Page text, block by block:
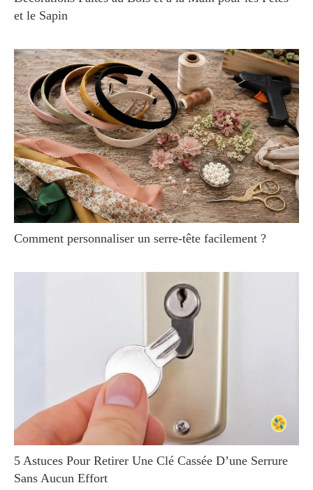
et le Sapin
Comment personnaliser un serre-tête facilement ?
5 Astuces Pour Retirer Une Clé Cassée D’une Serrure
Sans Aucun Effort